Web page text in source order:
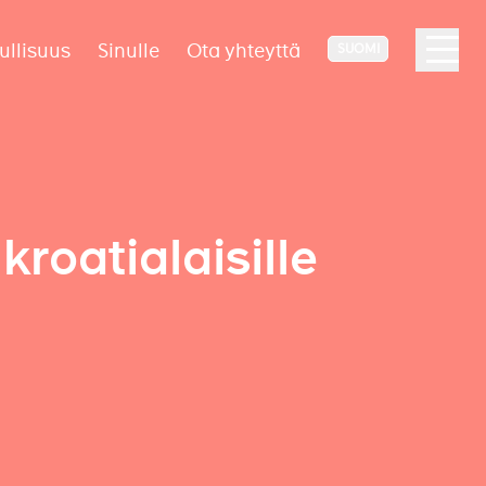
Sinulle Ota yhteyttä